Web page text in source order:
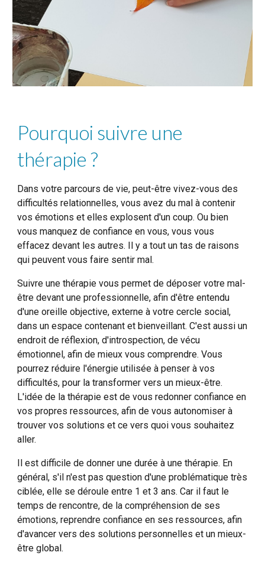
Pourquoi suivre une
thérapie ?
Dans votre parcours de vie, peut-être vivez-vous des
difficultés relationnelles, vous avez du mal à contenir
vos émotions et elles explosent d'un coup. Ou bien
vous manquez de confiance en vous, vous vous
effacez devant les autres. Il y a tout un tas de raisons
qui peuvent vous faire sentir mal.
Suivre une thérapie vous permet de déposer votre mal-
être devant une professionnelle, afin d'être entendu
d'une oreille objective, externe à votre cercle social,
dans un espace contenant et bienveillant. C'est aussi un
endroit de réflexion, d'introspection, de vécu
émotionnel, afin de mieux vous comprendre. Vous
pourrez réduire l'énergie utilisée à penser à vos
difficultés, pour la transformer vers un mieux-être.
L'idée de la thérapie est de vous redonner confiance en
vos propres ressources, afin de vous autonomiser à
trouver vos solutions et ce vers quoi vous souhaitez
aller.
Il est difficile de donner une durée à une thérapie. En
général, s'il n'est pas question d'une problématique très
ciblée, elle se déroule entre 1 et 3 ans. Car il faut le
temps de rencontre, de la compréhension de ses
émotions, reprendre confiance en ses ressources, afin
d'avancer vers des solutions personnelles et un mieux-
être global.